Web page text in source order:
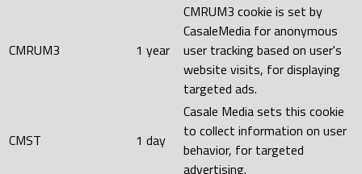
CMRUM3 1 year
CMRUM3 cookie is set by
CasaleMedia for anonymous
user tracking based on user's
website visits, for displaying
targeted ads.
CMST 1 day
Casale Media sets this cookie
to collect information on user
behavior, for targeted
advertising.